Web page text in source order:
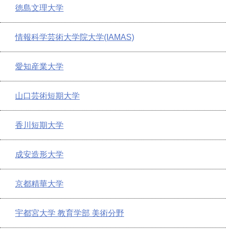
徳島文理大学
情報科学芸術大学院大学(IAMAS)
愛知産業大学
山口芸術短期大学
香川短期大学
成安造形大学
京都精華大学
宇都宮大学 教育学部 美術分野